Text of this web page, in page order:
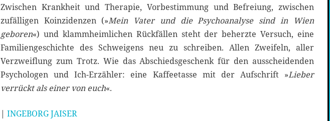
Zwischen Krankheit und Therapie, Vorbestimmung und Befreiung, zwischen
zufälligen Koinzidenzen (»Mein Vater und die Psychoanalyse sind in Wien
geboren«) und klammheimlichen Rückfällen steht der beherzte Versuch, eine
Familiengeschichte des Schweigens neu zu schreiben. Allen Zweifeln, aller
Verzweiflung zum Trotz. Wie das Abschiedsgeschenk für den ausscheidenden
Psychologen und Ich-Erzähler: eine Kaffeetasse mit der Aufschrift »Lieber
verrückt als einer von euch«.
| INGEBORG JAISER